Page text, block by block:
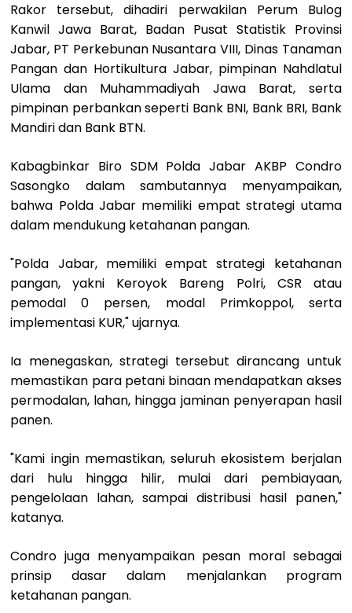
Rakor tersebut, dihadiri perwakilan Perum Bulog
Kanwil Jawa Barat, Badan Pusat Statistik Provinsi
Jabar, PT Perkebunan Nusantara VIII, Dinas Tanaman
Pangan dan Hortikultura Jabar, pimpinan Nahdlatul
Ulama dan Muhammadiyah Jawa Barat, serta
pimpinan perbankan seperti Bank BNI, Bank BRI, Bank
Mandiri dan Bank BTN.
Kabagbinkar Biro SDM Polda Jabar AKBP Condro
Sasongko dalam sambutannya menyampaikan,
bahwa Polda Jabar memiliki empat strategi utama
dalam mendukung ketahanan pangan.
"Polda Jabar, memiliki empat strategi ketahanan
pangan, yakni Keroyok Bareng Polri, CSR atau
pemodal 0 persen, modal Primkoppol, serta
implementasi KUR," ujarnya.
Ia menegaskan, strategi tersebut dirancang untuk
memastikan para petani binaan mendapatkan akses
permodalan, lahan, hingga jaminan penyerapan hasil
panen.
"Kami ingin memastikan, seluruh ekosistem berjalan
dari hulu hingga hilir, mulai dari pembiayaan,
pengelolaan lahan, sampai distribusi hasil panen,"
katanya.
Condro juga menyampaikan pesan moral sebagai
prinsip dasar dalam menjalankan program
ketahanan pangan.